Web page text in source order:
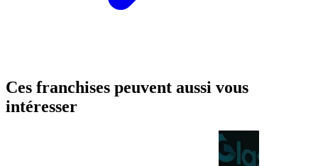
Ces franchises peuvent aussi vous
intéresser